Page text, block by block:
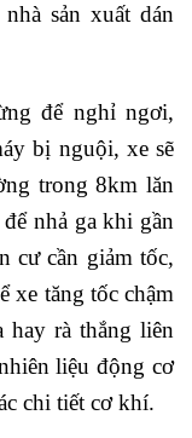
sản xuất dán
để nghỉ ngơi,
bị nguội, xe sẽ
trong 8km lăn
nhả ga khi gần
cư cần giảm tốc,
xe tăng tốc chậm
rà thắng liên
liệu động cơ
chi tiết cơ khí.